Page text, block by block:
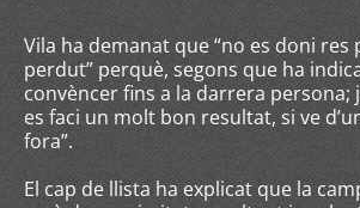
Vila ha demanat que “no es doni res
perdut” perquè, segons que ha
convèncer fins a la darrera persona;
es faci un molt bon resultat, si ve
fora”.
El cap de llista ha explicat que la